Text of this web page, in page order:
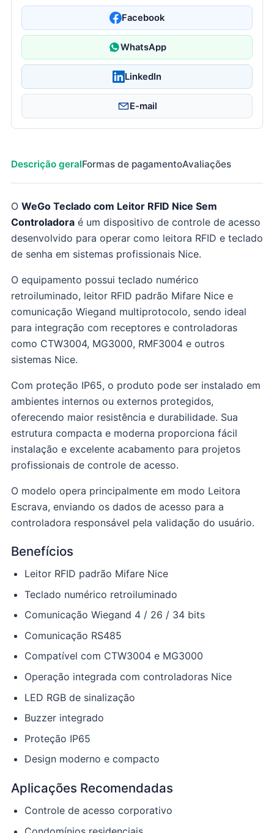
Facebook
WhatsApp
LinkedIn
E-mail
Descrição geralFormas de pagamentoAvaliações
O WeGo Teclado com Leitor RFID Nice Sem
Controladora é um dispositivo de controle de acesso
desenvolvido para operar como leitora RFID e teclado
de senha em sistemas profissionais Nice.
O equipamento possui teclado numérico
retroiluminado, leitor RFID padrão Mifare Nice e
comunicação Wiegand multiprotocolo, sendo ideal
para integração com receptores e controladoras
como CTW3004, MG3000, RMF3004 e outros
sistemas Nice.
Com proteção IP65, o produto pode ser instalado em
ambientes internos ou externos protegidos,
oferecendo maior resistência e durabilidade. Sua
estrutura compacta e moderna proporciona fácil
instalação e excelente acabamento para projetos
profissionais de controle de acesso.
O modelo opera principalmente em modo Leitora
Escrava, enviando os dados de acesso para a
controladora responsável pela validação do usuário.
Benefícios
Leitor RFID padrão Mifare Nice
Teclado numérico retroiluminado
Comunicação Wiegand 4 / 26 / 34 bits
Comunicação RS485
Compatível com CTW3004 e MG3000
Operação integrada com controladoras Nice
LED RGB de sinalização
Buzzer integrado
Proteção IP65
Design moderno e compacto
Aplicações Recomendadas
Controle de acesso corporativo